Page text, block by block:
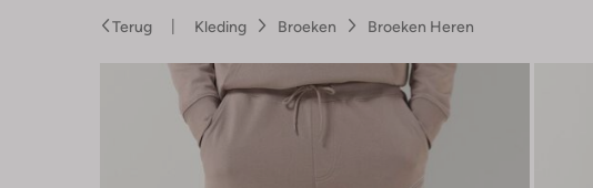
Terug Kleding Broeken Broeken Heren